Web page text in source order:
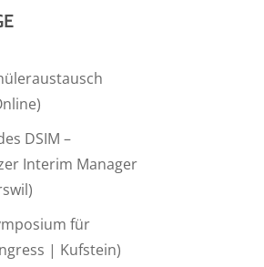
DSIM –
Interim Manager
für
| Kufstein)